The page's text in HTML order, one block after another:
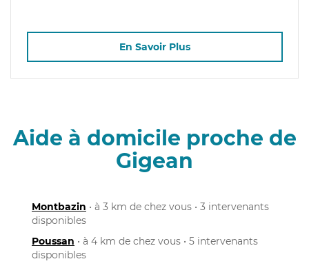
En Savoir Plus
Aide à domicile proche de
Gigean
Montbazin • à 3 km de chez vous • 3 intervenants
disponibles
Poussan • à 4 km de chez vous • 5 intervenants
disponibles